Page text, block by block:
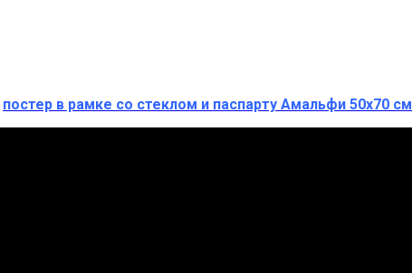
постер в рамке со стеклом и паспарту Амальфи 50х70 см